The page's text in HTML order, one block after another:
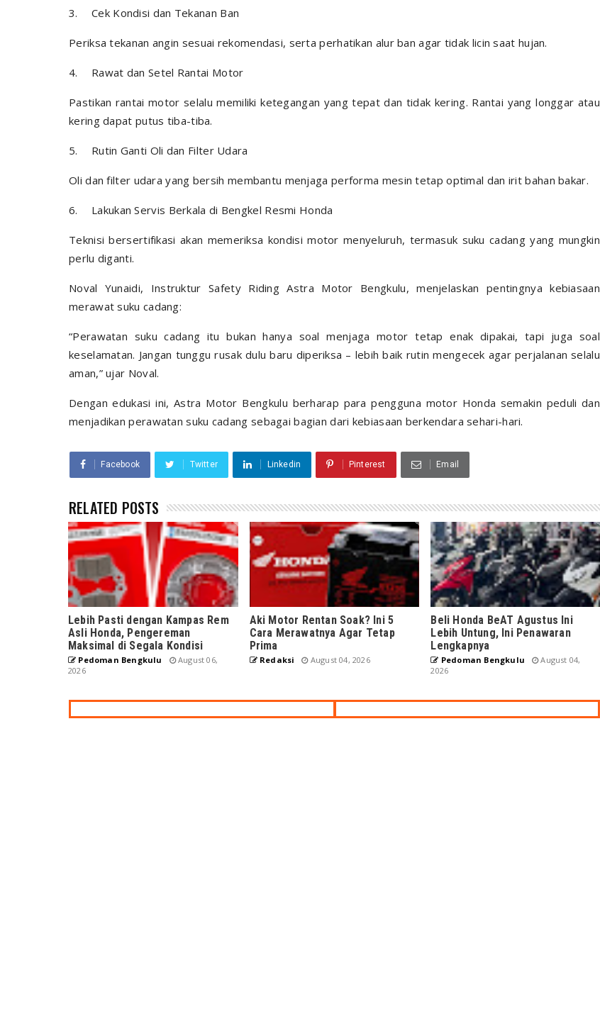
3. Cek Kondisi dan Tekanan Ban
Periksa tekanan angin sesuai rekomendasi, serta perhatikan alur ban agar tidak licin saat hujan.
4. Rawat dan Setel Rantai Motor
Pastikan rantai motor selalu memiliki ketegangan yang tepat dan tidak kering. Rantai yang longgar atau
kering dapat putus tiba-tiba.
5. Rutin Ganti Oli dan Filter Udara
Oli dan filter udara yang bersih membantu menjaga performa mesin tetap optimal dan irit bahan bakar.
6. Lakukan Servis Berkala di Bengkel Resmi Honda
Teknisi bersertifikasi akan memeriksa kondisi motor menyeluruh, termasuk suku cadang yang mungkin
perlu diganti.
Noval Yunaidi, Instruktur Safety Riding Astra Motor Bengkulu, menjelaskan pentingnya kebiasaan
merawat suku cadang:
“Perawatan suku cadang itu bukan hanya soal menjaga motor tetap enak dipakai, tapi juga soal
keselamatan. Jangan tunggu rusak dulu baru diperiksa – lebih baik rutin mengecek agar perjalanan selalu
aman,” ujar Noval.
Dengan edukasi ini, Astra Motor Bengkulu berharap para pengguna motor Honda semakin peduli dan
menjadikan perawatan suku cadang sebagai bagian dari kebiasaan berkendara sehari-hari.
Facebook Twitter Linkedin Pinterest Email
RELATED POSTS
Lebih Pasti dengan Kampas Rem
Asli Honda, Pengereman
Maksimal di Segala Kondisi
Pedoman Bengkulu
August 06,
2026
Aki Motor Rentan Soak? Ini 5
Cara Merawatnya Agar Tetap
Prima
Redaksi August 04, 2026
Beli Honda BeAT Agustus Ini
Lebih Untung, Ini Penawaran
Lengkapnya
Pedoman Bengkulu
August 04,
2026